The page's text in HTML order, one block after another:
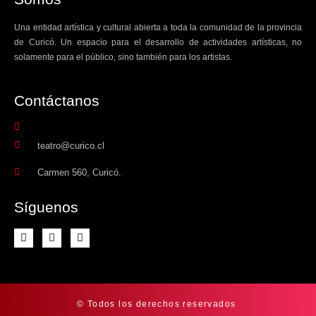
Una entidad artística y cultural abierta a toda la comunidad de la provincia
de Curicó. Un espacio para el desarrollo de actividades artísticas, no
solamente para el público, sino también para los artistas.
Contáctanos​
teatro@curico.cl
Carmen 560, Curicó.
Síguenos
© Todos los derechos reservados